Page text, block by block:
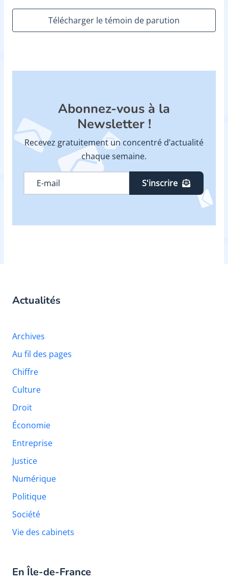
Télécharger le témoin de parution
Abonnez-vous à la
Newsletter !
Recevez gratuitement un concentré d’actualité
chaque semaine.
S'inscrire
Actualités
Archives
Au fil des pages
Chiffre
Culture
Droit
Économie
Entreprise
Justice
Numérique
Politique
Société
Vie des cabinets
En Île-de-France